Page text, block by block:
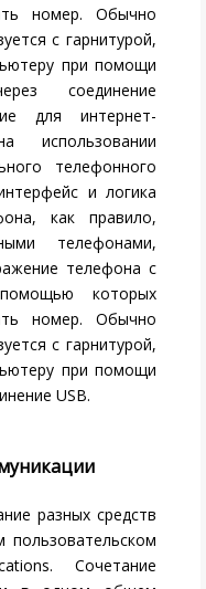
номер. Обычно
с гарнитурой,
при помощи
соединение
для интернет-
использовании
телефонного
и логика
как правило,
телефонами,
телефона с
которых
номер. Обычно
с гарнитурой,
при помощи
USB.
разных средств
Сочетание